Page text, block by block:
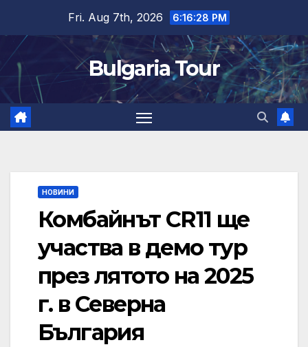
content
Fri. Aug 7th, 2026 6:16:28 PM
Bulgaria Tour
НОВИНИ
Комбайнът CR11 ще
участва в демо тур
през лятото на 2025
г. в Северна
България